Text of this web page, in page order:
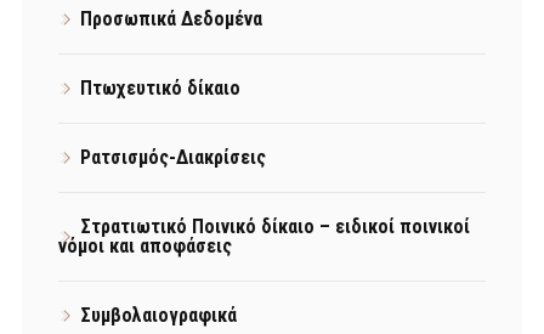
Προσωπικά Δεδομένα
Πτωχευτικό δίκαιο
Ρατσισμός-Διακρίσεις
Στρατιωτικό Ποινικό δίκαιο – ειδικοί ποινικοί
νόμοι και αποφάσεις
Συμβολαιογραφικά